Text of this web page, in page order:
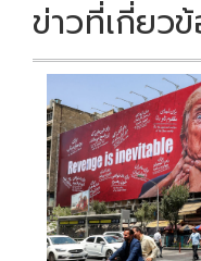
ข่าวที่เกี่ยว